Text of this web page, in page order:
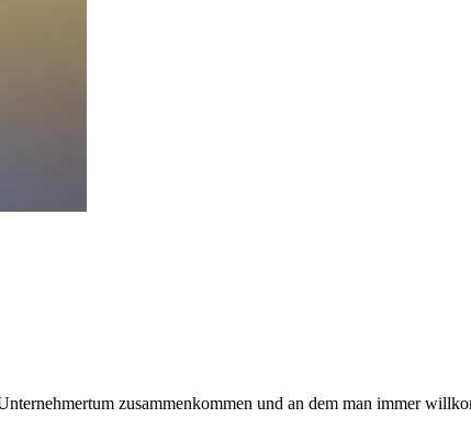
zusammenkommen und an dem man immer